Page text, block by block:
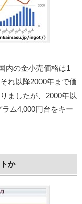
内の金小売価格は1
れ以降2000年まで価
ましたが、2000年以
ム4,000円台をキー
か